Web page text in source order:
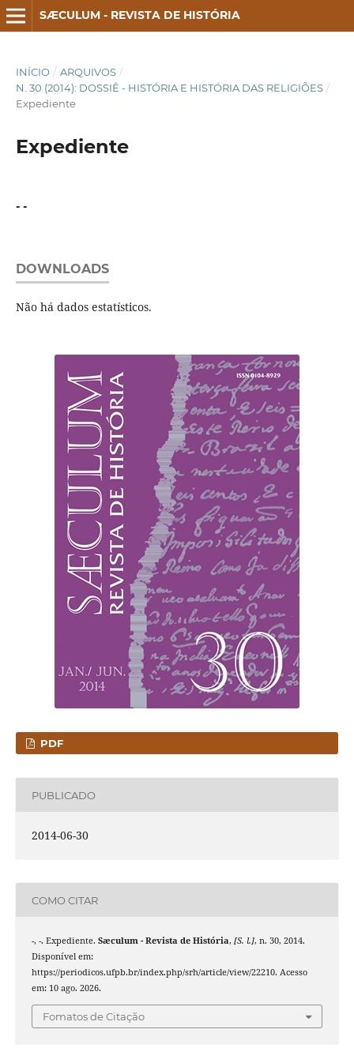
SÆCULUM - REVISTA DE HISTÓRIA
INÍCIO / ARQUIVOS /
N. 30 (2014): DOSSIÊ - HISTÓRIA E HISTÓRIA DAS RELIGIÕES /
Expediente
Expediente
- -
DOWNLOADS
Não há dados estatísticos.
PDF
PUBLICADO
2014-06-30
COMO CITAR
-, -. Expediente. Sæculum - Revista de História, [S. l.], n. 30, 2014.
Disponível em:
https://periodicos.ufpb.br/index.php/srh/article/view/22210. Acesso
em: 10 ago. 2026.
Fomatos de Citação